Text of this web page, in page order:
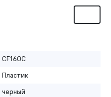
CF160C
Пластик
черный